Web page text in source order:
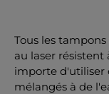
Tous les
au laser résistent
importe d'utiliser
mélangés à de